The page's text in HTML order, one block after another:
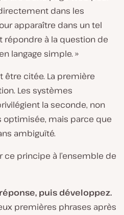
dans les
apparaître dans un tel
répondre à la question de
langage simple. »
être citée. La première
Les systèmes
la seconde, non
optimisée, mais parce que
ambiguïté.
principe à l’ensemble de
puis développez.
premières phrases après